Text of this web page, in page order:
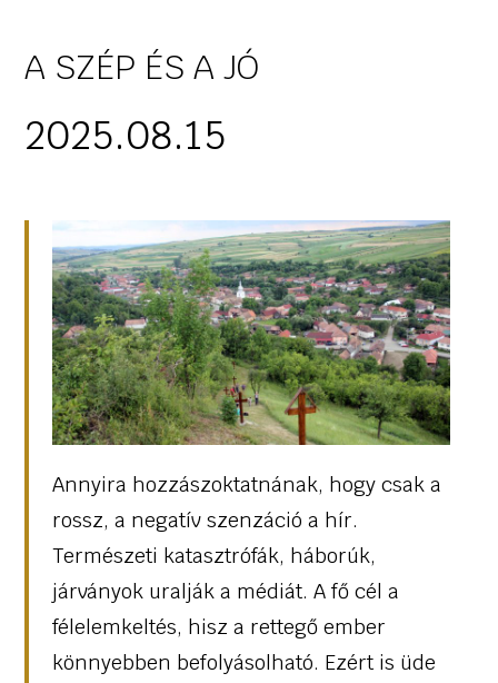
A SZÉP ÉS A JÓ
2025.08.15
Annyira hozzászoktatnának, hogy csak a
rossz, a negatív szenzáció a hír.
Természeti katasztrófák, háborúk,
járványok uralják a médiát. A fő cél a
félelemkeltés, hisz a rettegő ember
könnyebben befolyásolható. Ezért is üde